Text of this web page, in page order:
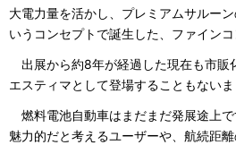
大電力量を活かし、プレミアムサルー
いうコンセプトで誕生した、ファインコ
出展から約8年が経過した現在も市販
エスティマとして登場することもないま
燃料電池自動車はまだまだ発展途上
魅力的だと考えるユーザーや、航続距